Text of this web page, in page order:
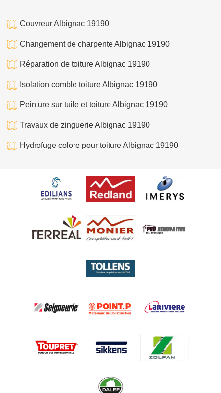
Couvreur Albignac 19190
Changement de charpente Albignac 19190
Réparation de toiture Albignac 19190
Isolation comble toiture Albignac 19190
Peinture sur tuile et toiture Albignac 19190
Travaux de zinguerie Albignac 19190
Hydrofuge colore pour toiture Albignac 19190